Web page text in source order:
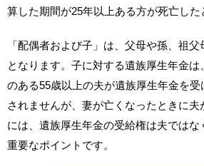
算した期間が25年以上ある方が死亡した
「配偶者および子」は、父母や孫、祖
となります。子に対する遺族厚生年金
のある55歳以上の夫が遺族厚生年金を
されませんが、妻が亡くなったときに夫
には、遺族厚生年金の受給権は夫ではな
重要なポイントです。